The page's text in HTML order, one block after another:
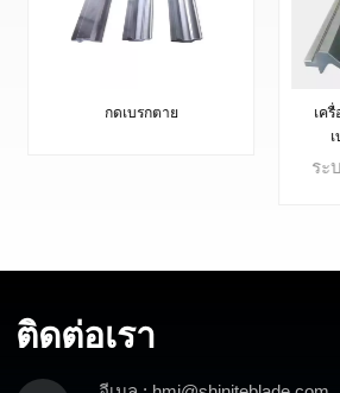
กดเบรกตาย
เครื่อง
เบร
ติดต่อเรา